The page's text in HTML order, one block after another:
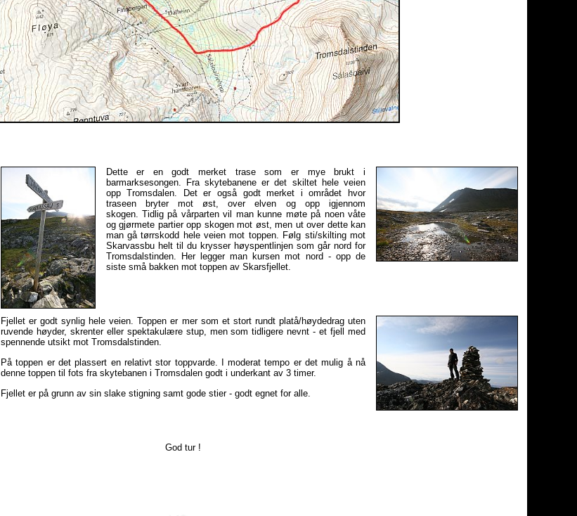
Dette er en godt merket trase som er mye brukt i
barmarksesongen. Fra skytebanene er det skiltet hele veien
opp Tromsdalen. Det er også godt merket i området hvor
traseen bryter mot øst, over elven og opp igjennom
skogen. Tidlig på vårparten vil man kunne møte på noen våte
og gjørmete partier opp skogen mot øst, men ut over dette kan
man gå tørrskodd hele veien mot toppen. Følg sti/skilting mot
Skarvassbu helt til du krysser høyspentlinjen som går nord for
Tromsdalstinden. Her legger man kursen mot nord - opp de
siste små bakken mot toppen av Skarsfjellet.
Fjellet er godt synlig hele veien. Toppen er mer som et stort rundt platå/høydedrag uten
ruvende høyder, skrenter eller spektakulære stup, men som tidligere nevnt - et fjell med
spennende utsikt mot Tromsdalstinden.
På toppen er det plassert en relativt stor toppvarde. I moderat tempo er det mulig å nå
denne toppen til fots fra skytebanen i Tromsdalen godt i underkant av 3 timer.
Fjellet er på grunn av sin slake stigning samt gode stier - godt egnet for alle.
God tur !